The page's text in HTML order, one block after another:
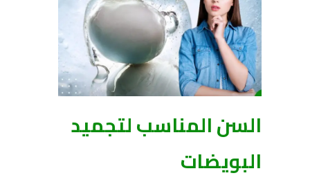
السن المناسب لتجميد
البويضات